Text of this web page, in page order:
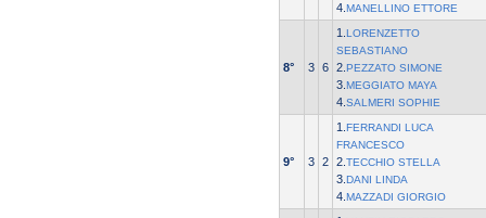
4. MANELLINO ETTORE
8° 3 6
1. LORENZETTO
SEBASTIANO
2. PEZZATO SIMONE
3. MEGGIATO MAYA
4. SALMERI SOPHIE
9° 3 2
1. FERRANDI LUCA
FRANCESCO
2. TECCHIO STELLA
3. DANI LINDA
4. MAZZADI GIORGIO